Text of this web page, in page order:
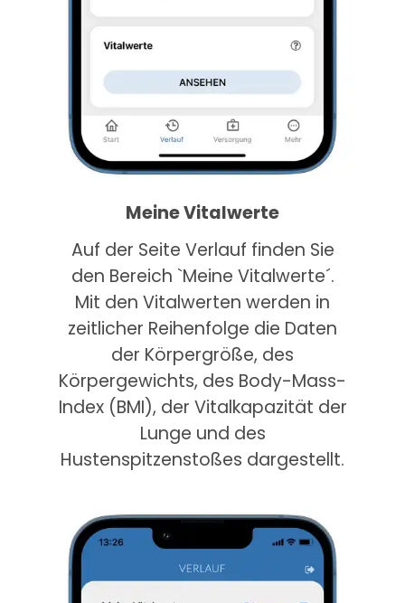
Meine Vitalwerte
Auf der Seite Verlauf finden Sie
den Bereich `Meine Vitalwerte´.
Mit den Vitalwerten werden in
zeitlicher Reihenfolge die Daten
der Körpergröße, des
Körpergewichts, des Body-Mass-
Index (BMI), der Vitalkapazität der
Lunge und des
Hustenspitzenstoßes dargestellt.